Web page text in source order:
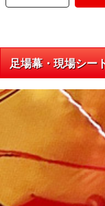
足場幕・現場シー